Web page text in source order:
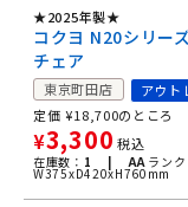
★2025年製★
コクヨ N20シリー
チェア
東京町田店
アウト
定価 ¥18,700のところ
¥3,300 税込
在庫数： 1 | AAランク
W375xD420xH760mm